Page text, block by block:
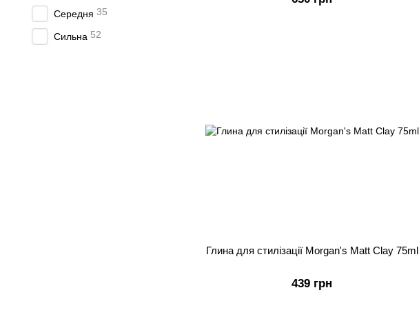
Глина для стилізації Morgan's Matt Clay 75ml
439 грн
Середня 35
Сильна 52